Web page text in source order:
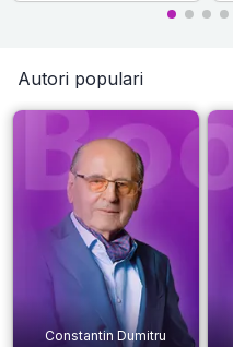
Autori populari
Constantin Dumitru